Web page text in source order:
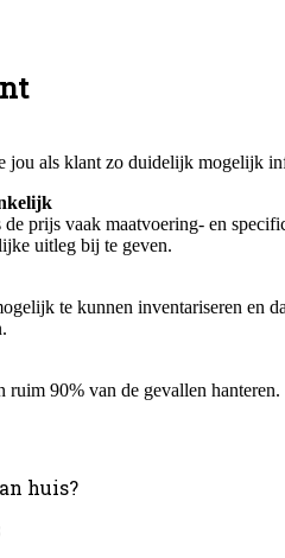
als klant zo duidelijk mogelijk
prijs vaak maatvoering- en
uitleg bij te geven.
te kunnen inventariseren en
90% van de gevallen hanteren.
huis?